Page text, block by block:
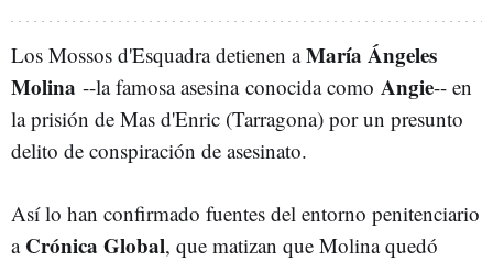
Los Mossos d'Esquadra detienen aMaría Ángeles
Molina --la famosa asesina conocida como Angie-- en
la prisión de Mas d'Enric (Tarragona) por un presunto
delito de conspiración de asesinato.
Así lo han confirmado fuentes del entorno penitenciario
a Crónica Global, que matizan que Molina quedó